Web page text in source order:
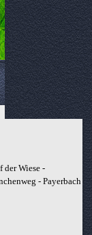
Wiese -
- Payerbach